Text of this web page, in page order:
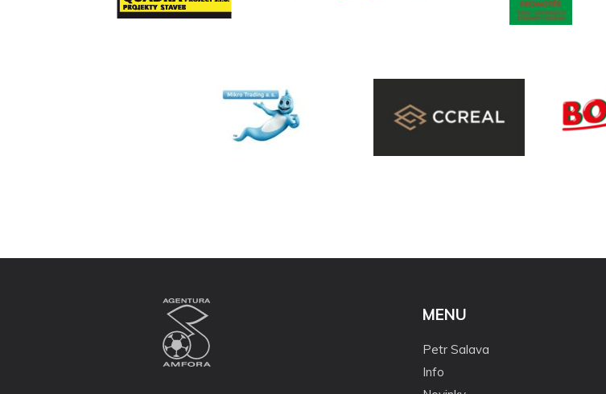
MENU
Petr Salava
Info